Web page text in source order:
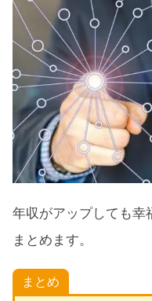
年収がアップしても幸
まとめます。
まとめ